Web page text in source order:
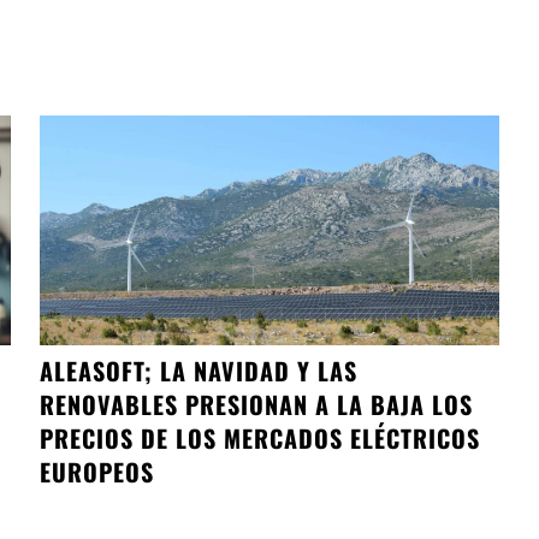
ALEASOFT; LA NAVIDAD Y LAS
RENOVABLES PRESIONAN A LA BAJA LOS
PRECIOS DE LOS MERCADOS ELÉCTRICOS
EUROPEOS